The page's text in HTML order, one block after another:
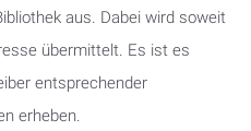
aus. Dabei wird soweit
übermittelt. Es ist es
entsprechender
erheben.